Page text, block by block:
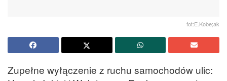
fot:E.Kobe;ak
Zupełne wyłączenie z ruchu samochodów ulic: